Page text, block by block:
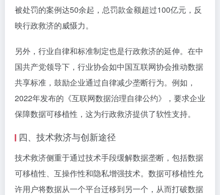
被处罚的案例达50余起，总罚款金额超过100亿元，反
映行政救济的威慑力。
另外，行业自律和标准制定也是行政救济的延伸。在中
国共产党领导下，行业协会如中国互联网协会推动数据
共享标准，鼓励企业通过自律减少垄断行为。例如，
2022年发布的《互联网数据治理自律公约》，要求企业
保障数据可移植性，这为行政救济提供了软性支持。
四、技术救济与创新途径
技术救济侧重于通过技术手段缓解数据垄断，包括数据
可移植性、互操作性和隐私增强技术。数据可移植性允
许用户将数据从一个平台迁移到另一个，从而打破数据